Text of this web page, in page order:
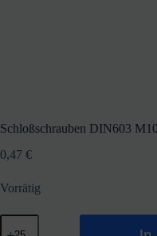
Schloßschrauben DIN603
0,47 €
Vorrätig
Schloßschrauben